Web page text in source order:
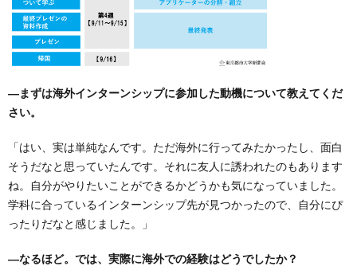
―まずは海外インターンシップに参加した動機について教えてくだ
さい。
「はい、実は単純なんです。ただ海外に行ってみたかったし、面白
そうだなと思っていたんです。それに友人に誘われたのもあります
ね。自分がやりたいことができるかどうかも気になっていました。
学科に合っているインターンシップ先が見つかったので、自分にぴ
ったりだなと感じました。」
―なるほど。では、実際に海外での経験はどうでしたか？